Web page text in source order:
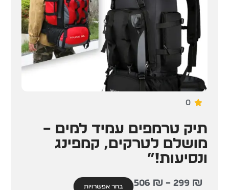
0
תיק טרמפים עמיד למים –
מושלם לטרקים, קמפינג
ונסיעות!”
299 ₪
–
506 ₪ בחר אפשרויות